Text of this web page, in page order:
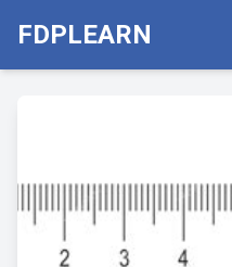
FDPLEARN